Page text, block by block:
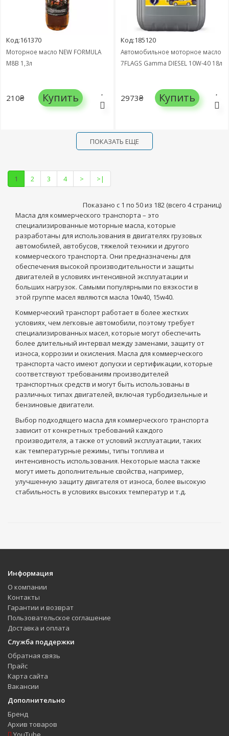
Код:161370
Моторное масло NEW FORMULA
М8В 1,3л
210₴ Купить
Код:185120
Автомобильное моторное масло
7FLAGS Gamma DIESEL 10W-40 18л
2973₴ Купить
ПОКАЗАТЬ ЕЩЕ
1 2 3 4 > >|
Показано с 1 по 50 из 182 (всего 4 страниц)
Масла для коммерческого транспорта – это
специализированные моторные масла, которые
разработаны для использования в двигателях грузовых
автомобилей, автобусов, тяжелой техники и другого
коммерческого транспорта. Они предназначены для
обеспечения высокой производительности и защиты
двигателей в условиях интенсивной эксплуатации и
больших нагрузок. Самыми популярными по вязкости в
этой группе масел являются масла 10w40, 15w40.
Коммерческий транспорт работает в более жестких
условиях, чем легковые автомобили, поэтому требует
специализированных масел, которые могут обеспечить
более длительный интервал между заменами, защиту от
износа, коррозии и окисления. Масла для коммерческого
транспорта часто имеют допуски и сертификации, которые
соответствуют требованиям производителей
транспортных средств и могут быть использованы в
различных типах двигателей, включая турбодизельные и
бензиновые двигатели.
Выбор подходящего масла для коммерческого транспорта
зависит от конкретных требований каждого
производителя, а также от условий эксплуатации, таких
как температурные режимы, типы топлива и
интенсивность использования. Некоторые масла также
могут иметь дополнительные свойства, например,
улучшенную защиту двигателя от износа, более высокую
стабильность в условиях высоких температур и т.д.
Информация
О компании
Контакты
Гарантии и возврат
Пользовательское соглашение
Доставка и оплата
Служба поддержки
Обратная связь
Прайс
Карта сайта
Вакансии
Дополнительно
Бренд
Архив товаров